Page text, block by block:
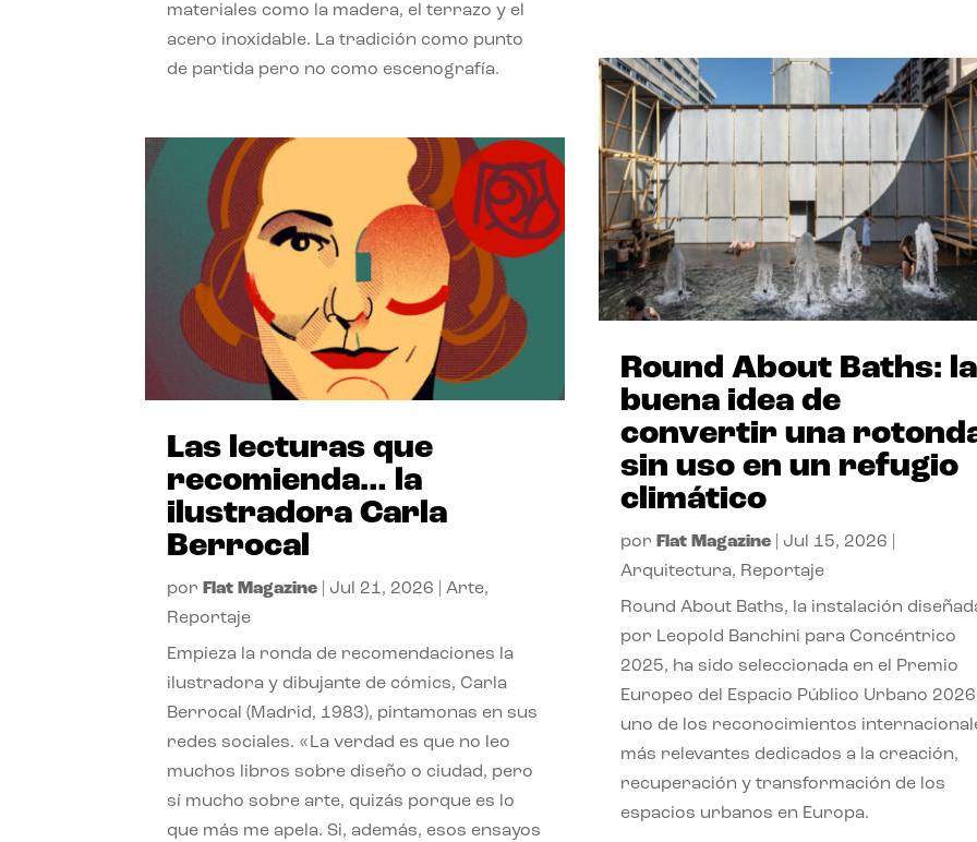
materiales como la madera, el terrazo y el
acero inoxidable. La tradición como punto
de partida pero no como escenografía.
Las lecturas que
recomienda… la
ilustradora Carla
Berrocal
por Flat Magazine Jul 21, 2026 |Arte,
Reportaje
Empieza la ronda de recomendaciones la
ilustradora y dibujante de cómics, Carla
Berrocal (Madrid, 1983), pintamonas en sus
redes sociales. «La verdad es que no leo
muchos libros sobre diseño o ciudad, pero
sí mucho sobre arte, quizás porque es lo
que más me apela. Si, además, esos ensayos
Round About Baths: la
buena idea de
convertir una
sin uso en un refugio
climático
por Flat Magazine| Jul 15, 2026
Arquitectura, Reportaje
Round About Baths, la instalación
por Leopold Banchini para Concéntrico
2025, ha sido seleccionada en el Premio
Europeo del Espacio Público Urbano
uno de los reconocimientos
más relevantes dedicados a la creación,
recuperación y transformación de los
espacios urbanos en Europa.